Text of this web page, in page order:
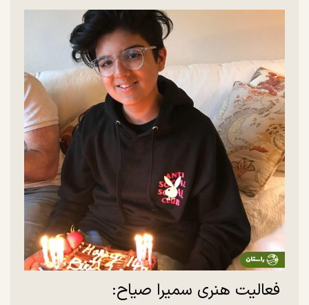
فعالیت هنری سمیرا صیاح: